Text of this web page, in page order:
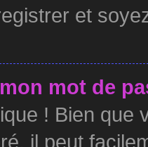
et
mot de
! Bien que
il peut